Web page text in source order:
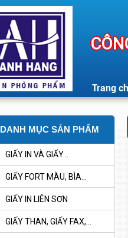
Trang
DANH MỤC SẢN PHẨM
GIẤY IN VÀ GIẤY...
GIẤY FORT MÀU, BÌA...
GIẤY IN LIÊN SƠN
GIẤY THAN, GIẤY FAX,...